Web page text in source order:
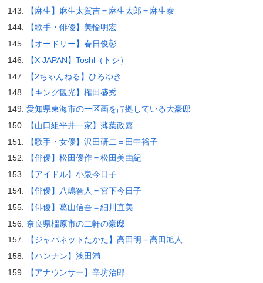
【麻生】麻生太賀吉＝麻生太郎＝麻生泰
【歌手・俳優】美輪明宏
【オードリー】春日俊彰
【X JAPAN】Toshl（トシ）
【2ちゃんねる】ひろゆき
【キング観光】権田盛秀
愛知県東海市の一区画を占拠している大豪邸
【山口組平井一家】薄葉政嘉
【歌手・女優】沢田研二＝田中裕子
【俳優】松田優作＝松田美由紀
【アイドル】小泉今日子
【俳優】八嶋智人＝宮下今日子
【俳優】葛山信吾＝細川直美
奈良県橿原市の二軒の豪邸
【ジャパネットたかた】高田明＝高田旭人
【ハンナン】浅田満
【アナウンサー】辛坊治郎